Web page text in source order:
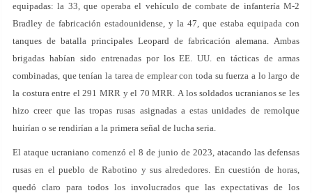
equipadas: la 33, que operaba el vehículo de combate de infantería M-2
Bradley de fabricación estadounidense, y la 47, que estaba equipada con
tanques de batalla principales Leopard de fabricación alemana. Ambas
brigadas habían sido entrenadas por los EE. UU. en tácticas de armas
combinadas, que tenían la tarea de emplear con toda su fuerza a lo largo de
la costura entre el 291 MRR y el 70 MRR. A los soldados ucranianos se les
hizo creer que las tropas rusas asignadas a estas unidades de remolque
huirían o se rendirían a la primera señal de lucha seria.
El ataque ucraniano comenzó el 8 de junio de 2023, atacando las defensas
rusas en el pueblo de Rabotino y sus alrededores. En cuestión de horas,
quedó claro para todos los involucrados que las expectativas de los